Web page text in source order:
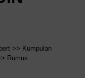
>> Kumpulan
Rumus